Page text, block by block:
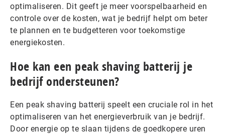
optimaliseren. Dit geeft je meer voorspelbaarheid en
controle over de kosten, wat je bedrijf helpt om beter
te plannen en te budgetteren voor toekomstige
energiekosten.
Hoe kan een peak shaving batterij je
bedrijf ondersteunen?
Een peak shaving batterij speelt een cruciale rol in het
optimaliseren van het energieverbruik van je bedrijf.
Door energie op te slaan tijdens de goedkopere uren